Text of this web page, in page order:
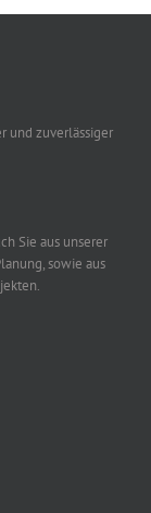
und zuverlässiger
Sie aus unserer
sowie aus